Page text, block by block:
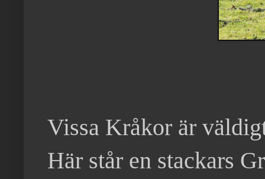
Vissa Kråkor är
Här står en stackars